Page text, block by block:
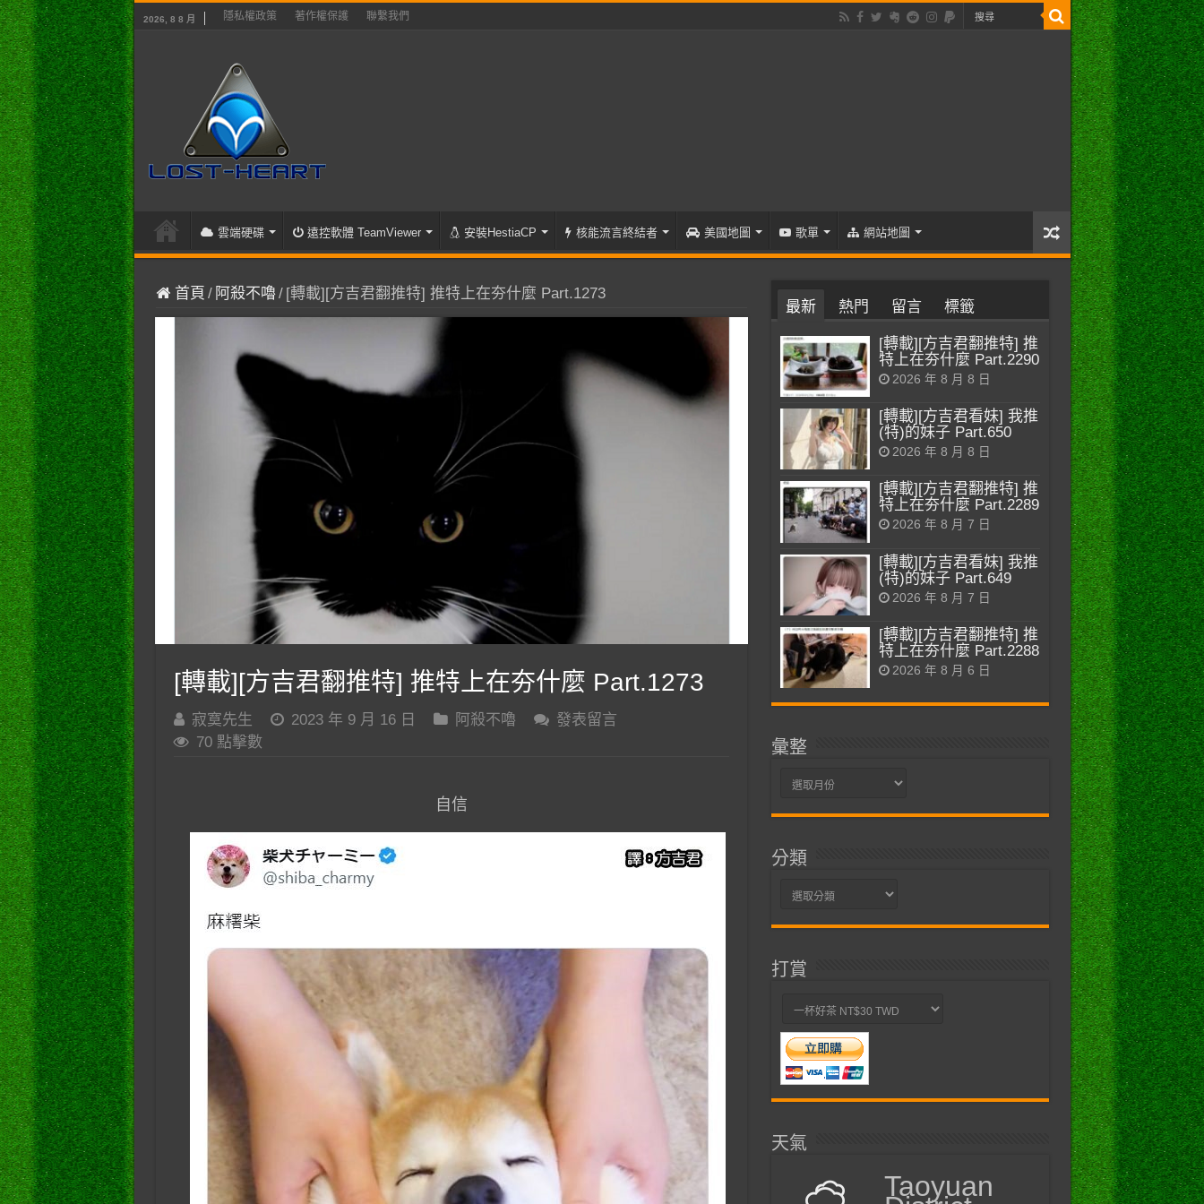
2026, 8 8 月 隱私權政策 著作權保護 聯繫我們
雲端硬碟 遠控軟體 TeamViewer 安裝HestiaCP 核能流言終結者 美國地圖 歌單 網站地圖
首頁 / 阿殺不嚕/ [轉載][方吉君翻推特] 推特上在夯什麼 Part.1273
[轉載][方吉君翻推特] 推特上在夯什麼 Part.1273
寂寞先生 2023 年 9 月 16 日 阿殺不嚕
發表留言
70 點擊數
自信
最新 熱門 留言 標籤
[轉載][方吉君翻推特] 推
特上在夯什麼 Part.2290
2026 年 8 月 8 日
[轉載][方吉君看妹] 我推
(特)的妹子 Part.650
2026 年 8 月 8 日
[轉載][方吉君翻推特] 推
特上在夯什麼 Part.2289
2026 年 8 月 7 日
[轉載][方吉君看妹] 我推
(特)的妹子 Part.649
2026 年 8 月 7 日
[轉載][方吉君翻推特] 推
特上在夯什麼 Part.2288
2026 年 8 月 6 日
彙整
彙
分類
分
打賞
天氣
Taoyuan